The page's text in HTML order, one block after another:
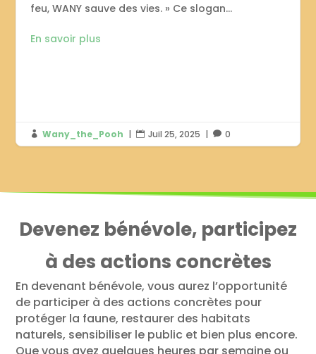
feu, WANY sauve des vies. » Ce slogan...
En savoir plus
 Wany_the_Pooh |  Juil 25, 2025 |  0
Devenez bénévole, participez
à des actions concrètes
En devenant bénévole, vous aurez l’opportunité
de participer à des actions concrètes pour
protéger la faune, restaurer des habitats
naturels, sensibiliser le public et bien plus encore.
Que vous ayez quelques heures par semaine ou